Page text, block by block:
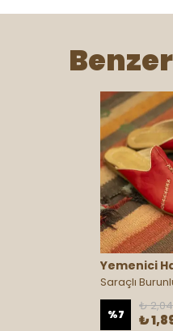
Yemenici
Saraçlı
%7
₺
₺